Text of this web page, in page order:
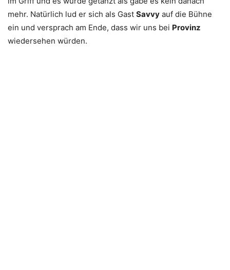
mehr. Natürlich lud er sich als Gast Savvy auf die Bühne
ein und versprach am Ende, dass wir uns bei Provinz
wiedersehen würden.